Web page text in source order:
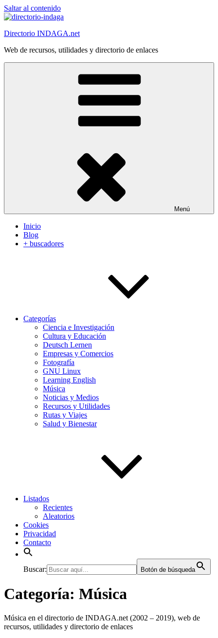
Saltar al contenido
Directorio INDAGA.net
Web de recursos, utilidades y directorio de enlaces
Menú
Inicio
Blog
+ buscadores
Categorías
Ciencia e Investigación
Cultura y Educación
Deutsch Lernen
Empresas y Comercios
Fotografía
GNU Linux
Learning English
Música
Noticias y Medios
Recursos y Utilidades
Rutas y Viajes
Salud y Bienestar
Listados
Recientes
Aleatorios
Cookies
Privacidad
Contacto
Buscar: Botón de búsqueda
Categoría: Música
Música en el directorio de INDAGA.net (2002 – 2019), web de
recursos, utilidades y directorio de enlaces